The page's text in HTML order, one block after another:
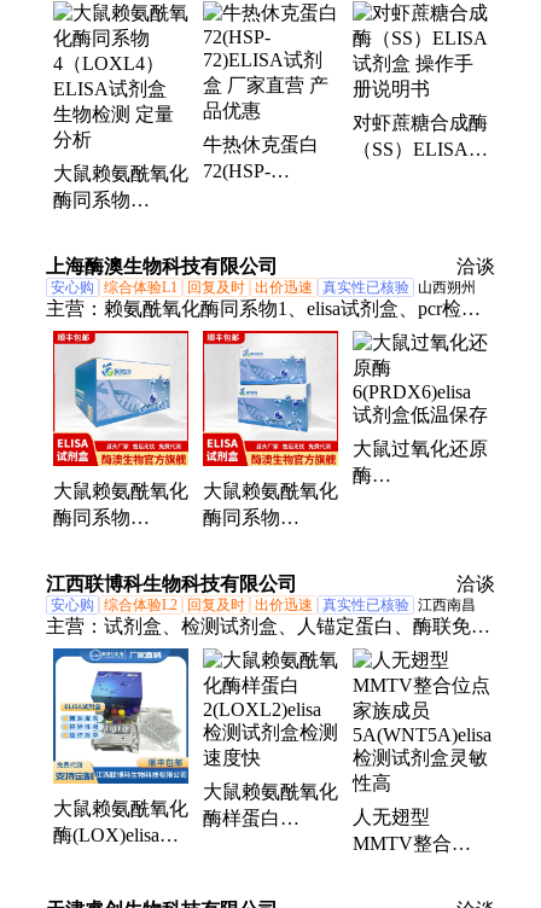
大鼠赖氨酰氧化
酶同系物
ELISA试剂盒
生物检测 定量
分析
牛热休克蛋白
72(HSP-
对虾蔗糖合成酶
（SS）ELISA试
上海酶澳生物科技有限公司 洽谈
安心购 综合体验L1 回复及时 出价迅速 真实性已核验 山西朔州
主营： 赖氨酰氧化酶同系物1、elisa试剂盒、pcr检测
试剂盒
大鼠赖氨酰氧化
酶同系物
试剂盒2-8℃防
潮避光
大鼠赖氨酰氧化
酶同系物
试剂盒供货速度
快
大鼠过氧化还原
酶
江西联博科生物科技有限公司 洽谈
安心购 综合体验L2 回复及时 出价迅速 真实性已核验 江西南昌
主营： 试剂盒、检测试剂盒、人锚定蛋白、酶联免疫
检测试剂盒、人醛脱氢酶、磷脂酶域蛋白、人乙醇脱
氢酶、前列腺素还原酶、溶酶体辅助蛋白、磷脂酰肌
醇聚糖、免疫球蛋白、寡聚化域蛋白、抗突触核蛋
白、人层粘连蛋白、易位断点蛋白、人特异性蛋白、
病毒样核蛋白、诱导反应蛋白、突触关联蛋白、人动
力蛋白胞浆、人突触囊泡蛋白、人血管抑制蛋白
大鼠赖氨酰氧化
酶(LOX)elisa检
大鼠赖氨酰氧化
酶样蛋白
速度快
人无翅型
MMTV整合位
5A(WNT5A)elisa